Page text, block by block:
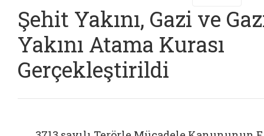
Şehit Yakını, Gazi ve
Yakını Atama Kurası
Gerçekleştirildi